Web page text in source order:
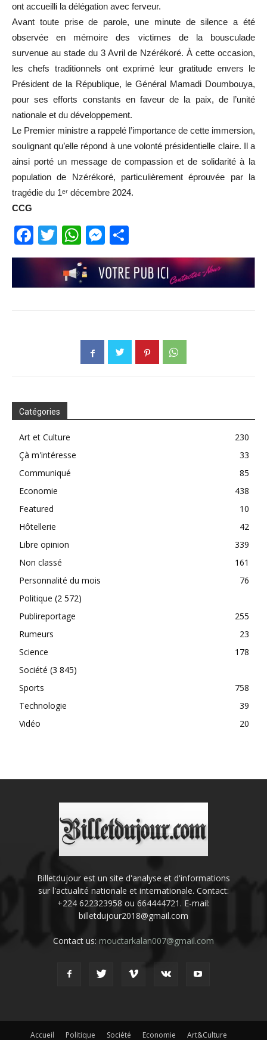
ont accueilli la délégation avec ferveur.
Avant toute prise de parole, une minute de silence a été
observée en mémoire des victimes de la bousculade
survenue au stade du 3 Avril de Nzérékoré. À cette occasion,
les chefs traditionnels ont exprimé leur gratitude envers le
Président de la République, le Général Mamadi Doumbouya,
pour ses efforts constants en faveur de la paix, de l’unité
nationale et du développement.
Le Premier ministre a rappelé l’importance de cette immersion,
soulignant qu’elle répond à une volonté présidentielle claire. Il a
ainsi porté un message de compassion et de solidarité à la
population de Nzérékoré, particulièrement éprouvée par la
tragédie du 1ᵉʳ décembre 2024.
CCG
Facebook
TwitterWhatsApp
Messenger
Catégories
Art et Culture
230
Çà m'intéresse
33
Communiqué
85
Economie
438
Featured
10
Hôtellerie
42
Libre opinion
339
Non classé
161
Personnalité du mois
76
Politique (2 572)
Publireportage
255
Rumeurs
23
Science
178
Société (3 845)
Sports
758
Technologie
39
Vidéo
20
Billetdujour est un site d'analyse et d'informations
sur l'actualité nationale et internationale. Contact:
+224 622323958 ou 664444721. E-mail:
billetdujour2018@gmail.com
Contact us: mouctarkalan007@gmail.com
Accueil Politique Société Economie Art&Culture